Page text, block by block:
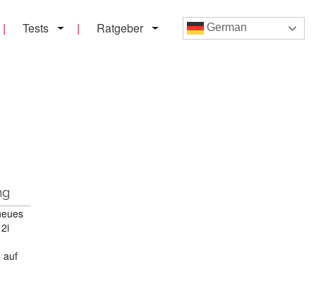
Tests Ratgeber German
auf